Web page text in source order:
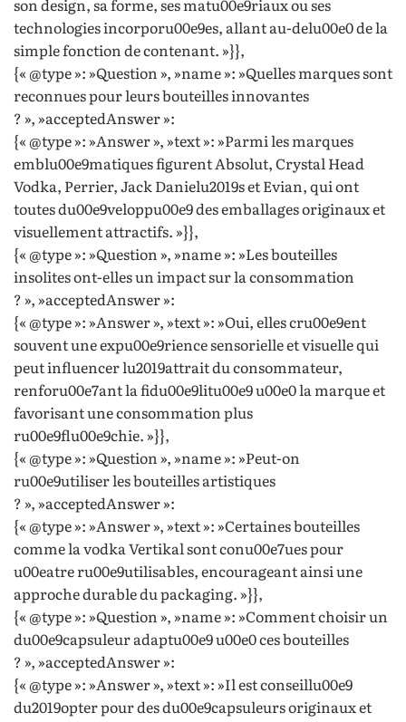
technologies incorporu00e9es, allant au-delu00e0 de la
simple fonction de contenant. »}},
{« @type »: »Question », »name »: »Quelles marques sont
reconnues pour leurs bouteilles innovantes
? », »acceptedAnswer »:
{« @type »: »Answer », »text »: »Parmi les marques
emblu00e9matiques figurent Absolut, Crystal Head
Vodka, Perrier, Jack Danielu2019s et Evian, qui ont
toutes du00e9veloppu00e9 des emballages originaux et
visuellement attractifs. »}},
{« @type »: »Question », »name »: »Les bouteilles
insolites ont-elles un impact sur la consommation
? », »acceptedAnswer »:
{« @type »: »Answer », »text »: »Oui, elles cru00e9ent
souvent une expu00e9rience sensorielle et visuelle qui
peut influencer lu2019attrait du consommateur,
renforu00e7ant la fidu00e9litu00e9 u00e0 la marque et
favorisant une consommation plus
ru00e9flu00e9chie. »}},
{« @type »: »Question », »name »: »Peut-on
ru00e9utiliser les bouteilles artistiques
? », »acceptedAnswer »:
{« @type »: »Answer », »text »: »Certaines bouteilles
comme la vodka Vertikal sont conu00e7ues pour
u00eatre ru00e9utilisables, encourageant ainsi une
approche durable du packaging. »}},
{« @type »: »Question », »name »: »Comment choisir un
du00e9capsuleur adaptu00e9 u00e0 ces bouteilles
? », »acceptedAnswer »:
{« @type »: »Answer », »text »: »Il est conseillu00e9
du2019opter pour des du00e9capsuleurs originaux et